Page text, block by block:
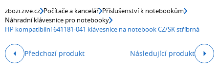
zbozi.zive.cz Počítače a kancelář Příslušenství k notebookům
Náhradní klávesnice pro notebooky
HP kompatibilní 641181-041 klávesnice na notebook CZ/SK stříbrná
Předchozí produkt Následující produkt